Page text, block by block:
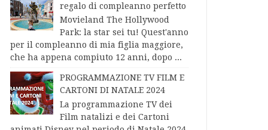
regalo di compleanno perfetto
Movieland The Hollywood
Park: la star sei tu! Quest'anno
per il compleanno di mia figlia maggiore,
che ha appena compiuto 12 anni, dopo ...
PROGRAMMAZIONE TV FILM E
CARTONI DI NATALE 2024
La programmazione TV dei
Film natalizi e dei Cartoni